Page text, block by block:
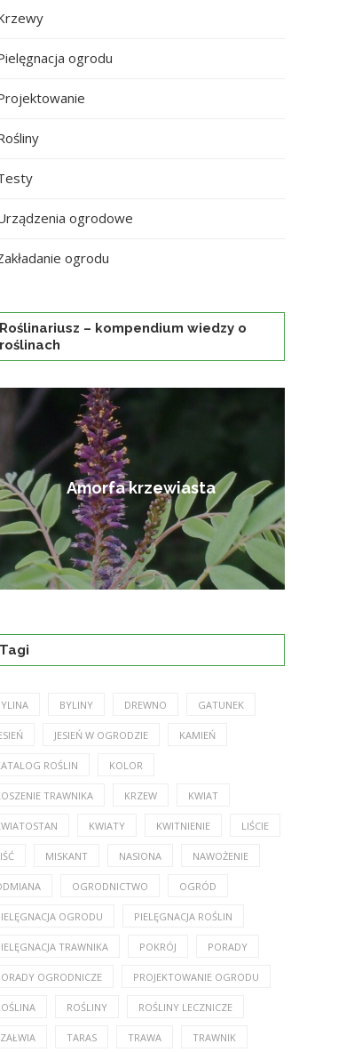
ogrodu
ogrodowe
ogrodu
Roślinariusz – kompendium wiedzy o
roślinach
Amorfa krzewiasta
Tagi
BYLINY DREWNO GATUNEK
JESIEŃ W OGRODZIE KAMIEŃ
ROŚLIN KOLOR
TRAWNIKA KRZEW KWIAT
KWIATY KWITNIENIE LIŚCIE
MISKANT NASIONA NAWOŻENIE
OGRODNICTWO OGRÓD
OGRODU PIELĘGNACJA ROŚLIN
TRAWNIKA POKRÓJ PORADY
OGRODNICZE PROJEKTOWANIE OGRODU
ROŚLINY ROŚLINY LECZNICZE
TARAS TRAWA TRAWNIK